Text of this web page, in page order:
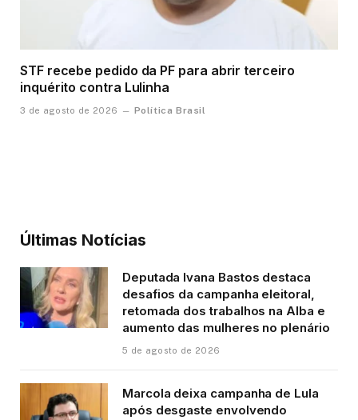
STF recebe pedido da PF para abrir terceiro
inquérito contra Lulinha
3 de agosto de 2026 Política Brasil
Últimas Notícias
Deputada Ivana Bastos destaca
desafios da campanha eleitoral,
retomada dos trabalhos na Alba e
aumento das mulheres no plenário
5 de agosto de 2026
Marcola deixa campanha de Lula
após desgaste envolvendo